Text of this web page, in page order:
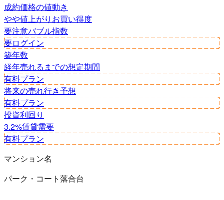
成約価格の値動き
やや値上がり お買い得度
要注意バブル指数
要ログイン
築年数
経年売れるまでの想定期間
有料プラン
将来の売れ行き予想
有料プラン
投資利回り
3.2%賃貸需要
有料プラン
マンション名
パーク・コート落合台